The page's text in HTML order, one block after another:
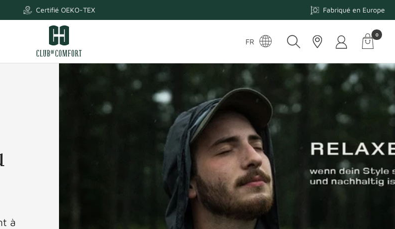
Certifié OEKO-TEX Fabriqué en Europe
Comfort
Langue
FR
Panier
0
à